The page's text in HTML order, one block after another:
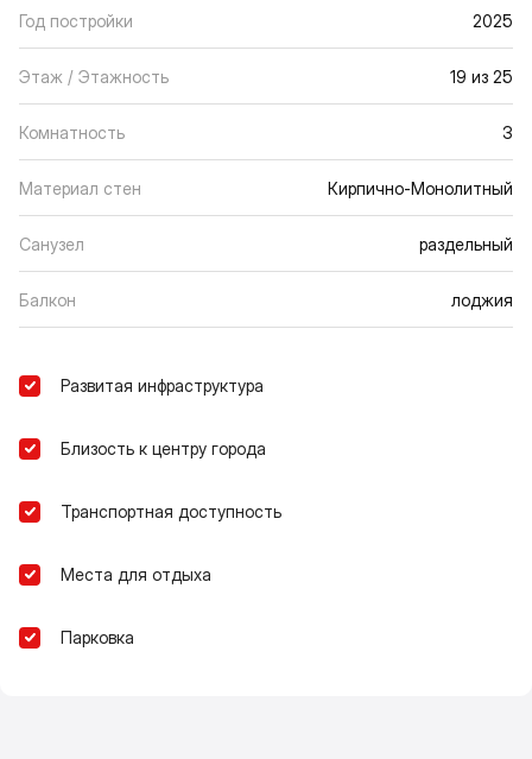
Год постройки 2025
Этаж / Этажность 19 из 25
Комнатность 3
Материал стен Кирпично-Монолитный
Санузел раздельный
Балкон лоджия
Развитая инфраструктура
Близость к центру города
Транспортная доступность
Места для отдыха
Парковка